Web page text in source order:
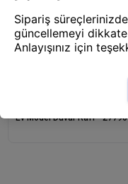
Ev Model Duvar Rafı - 27790